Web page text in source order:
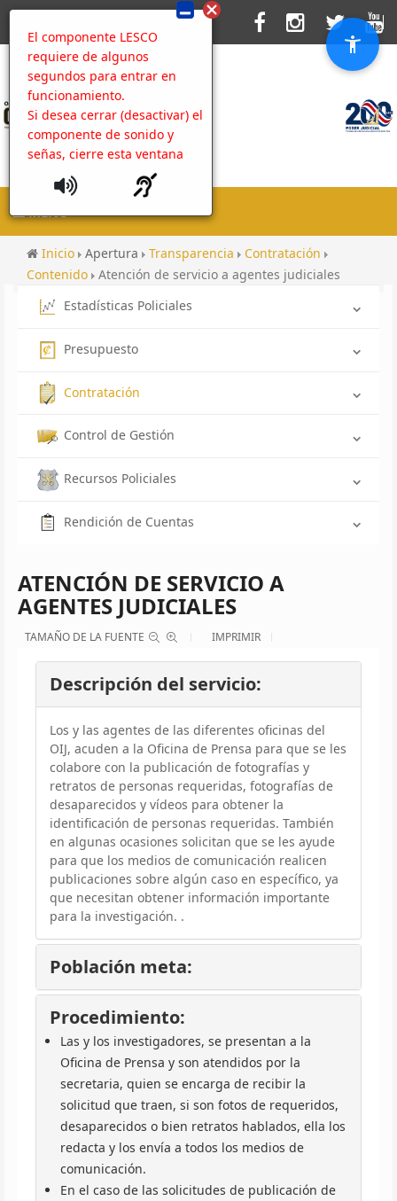
El componente LESCO
requiere de algunos
segundos para entrar en
funcionamiento.
Si desea cerrar (desactivar) el
componente de sonido y
señas, cierre esta ventana
MENU
Inicio Apertura Transparencia
Contratación
Contenido
Atención de servicio a agentes judiciales
Estadísticas Policiales
Presupuesto
Contratación
Control de Gestión
Recursos Policiales
Rendición de Cuentas
ATENCIÓN DE SERVICIO A
AGENTES JUDICIALES
TAMAÑO DE LA FUENTE IMPRIMIR
Descripción del servicio:
Los y las agentes de las diferentes oficinas del
OIJ, acuden a la Oficina de Prensa para que se les
colabore con la publicación de fotografías y
retratos de personas requeridas, fotografías de
desaparecidos y vídeos para obtener la
identificación de personas requeridas. También
en algunas ocasiones solicitan que se les ayude
para que los medios de comunicación realicen
publicaciones sobre algún caso en específico, ya
que necesitan obtener información importante
para la investigación. .
Población meta:
Procedimiento:
Las y los investigadores, se presentan a la
Oficina de Prensa y son atendidos por la
secretaria, quien se encarga de recibir la
solicitud que traen, si son fotos de requeridos,
desaparecidos o bien retratos hablados, ella los
redacta y los envía a todos los medios de
comunicación.
En el caso de las solicitudes de publicación de